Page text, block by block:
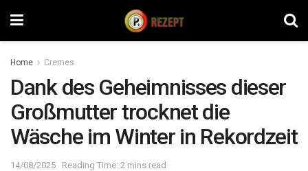
Home Cremes
Dank des Geheimnisses dieser
Großmutter trocknet die
Wäsche im Winter in Rekordzeit
14/08/2025 Reading Time: 2 mins read